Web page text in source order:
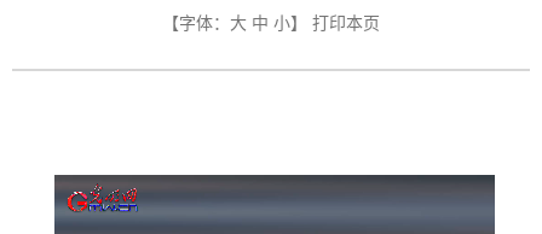
【字体： 大 中 小】 打印本页